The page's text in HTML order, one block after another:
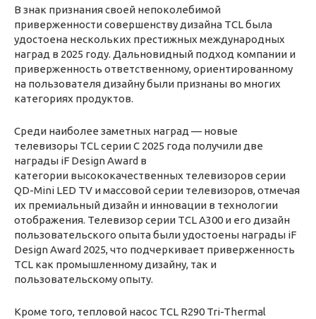
В знак признания своей непоколебимой
приверженности совершенству дизайна TCL была
удостоена нескольких престижных международных
наград в 2025 году. Дальновидный подход компании и
приверженность ответственному, ориентированному
на пользователя дизайну были признаны во многих
категориях продуктов.
Среди наиболее заметных наград — новые
телевизоры TCL серии C 2025 года получили две
награды iF Design Award в
категории высококачественных телевизоров серии
QD-Mini LED TV и массовой серии телевизоров, отмечая
их премиальный дизайн и инновации в технологии
отображения. Телевизор серии TCL A300 и его дизайн
пользовательского опыта были удостоены награды iF
Design Award 2025, что подчеркивает приверженность
TCL как промышленному дизайну, так и
пользовательскому опыту.
Кроме того, тепловой насос TCL R290 Tri-Thermal